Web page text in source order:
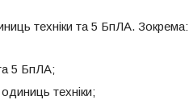
техніки та 5 БпЛА. Зокрема:
5 БпЛА;
техніки;